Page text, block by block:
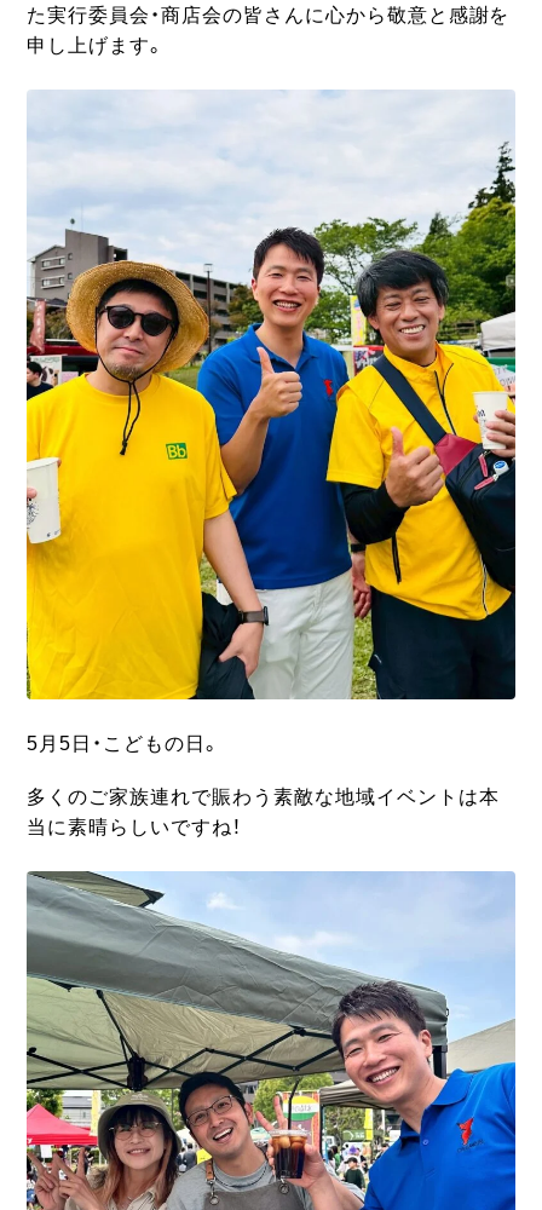
た実行委員会・商店会の皆さんに心から敬意と感謝を
申し上げます。
5月5日・こどもの日。
多くのご家族連れで賑わう素敵な地域イベントは本
当に素晴らしいですね！